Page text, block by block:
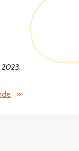
2023.
»